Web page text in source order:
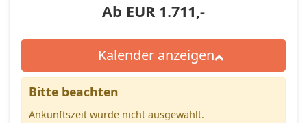
Ab EUR 1.711,-
Kalender anzeigen
Bitte beachten
Ankunftszeit wurde nicht ausgewählt.